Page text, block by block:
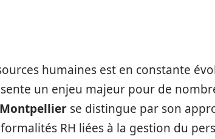
humaines est en constante
un enjeu majeur pour de
se distingue par son
RH liées à la gestion du